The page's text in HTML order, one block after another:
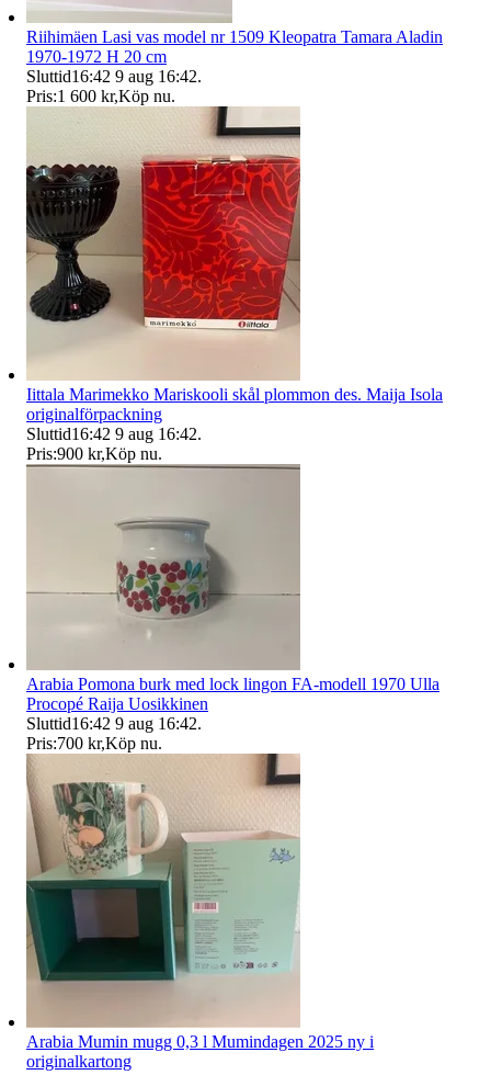
Riihimäen Lasi vas model nr 1509 Kleopatra Tamara Aladin
1970-1972 H 20 cm
Sluttid16:42 9 aug 16:42.
Pris:1 600 kr,Köp nu.
Iittala Marimekko Mariskooli skål plommon des. Maija Isola
originalförpackning
Sluttid16:42 9 aug 16:42.
Pris:900 kr,Köp nu.
Arabia Pomona burk med lock lingon FA-modell 1970 Ulla
Procopé Raija Uosikkinen
Sluttid16:42 9 aug 16:42.
Pris:700 kr,Köp nu.
Arabia Mumin mugg 0,3 l Mumindagen 2025 ny i
originalkartong